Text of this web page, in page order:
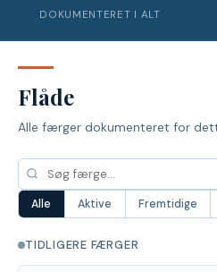
DOKUMENTERET I ALT
Flåde
Alle færger dokumenteret for
Alle Aktive Fremtidige
TIDLIGERE FÆRGER